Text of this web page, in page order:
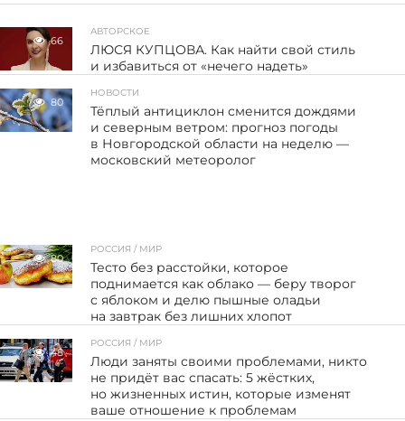
66
АВТОРСКОЕ
ЛЮСЯ КУПЦОВА. Как найти свой стиль
и избавиться от «нечего надеть»
80
НОВОСТИ
Тёплый антициклон сменится дождями
и северным ветром: прогноз погоды
в Новгородской области на неделю —
московский метеоролог
80
РОССИЯ / МИР
Тесто без расстойки, которое
поднимается как облако — беру творог
с яблоком и делю пышные оладьи
на завтрак без лишних хлопот
48
РОССИЯ / МИР
Люди заняты своими проблемами, никто
не придёт вас спасать: 5 жёстких,
но жизненных истин, которые изменят
ваше отношение к проблемам